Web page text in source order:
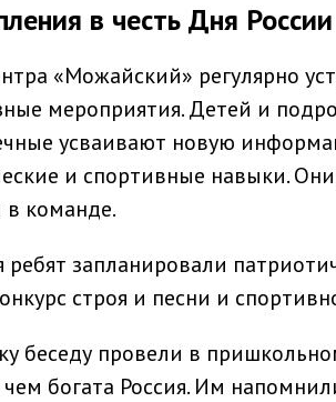
в честь Дня России
«Можайский» регулярно
мероприятия. Детей и
усваивают новую
и спортивные навыки.
в команде.
запланировали
строя и песни и
беседу провели в
чем богата Россия. Им